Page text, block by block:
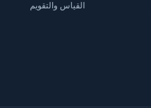
القياس والتقويم